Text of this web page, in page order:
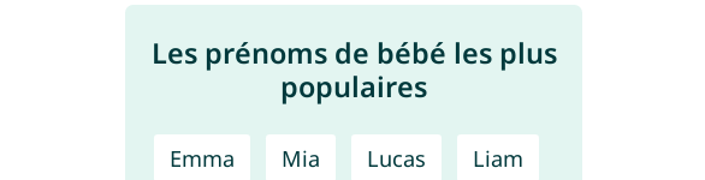
Les prénoms de bébé les plus
populaires
Emma Mia Lucas Liam